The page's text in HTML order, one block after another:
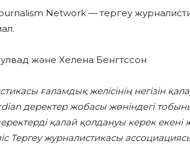
Network — тергеу
және Хелена Бенгтссон
ғаламдық желісінің негізін
деректер жобасы жөніндегі
қалай қолдануы керек
Тергеу журналистикасы